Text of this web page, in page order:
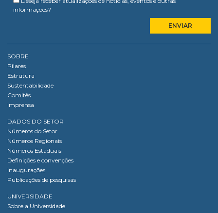
informações?
SOBRE
Pilares
Estrutura
Sustentabilidade
Comitês
Imprensa
DADOS DO SETOR
Números do Setor
Números Regionais
Números Estaduais
Definições e convenções
Inaugurações
Publicações de pesquisas
UNIVERSIDADE
Sobre a Universidade